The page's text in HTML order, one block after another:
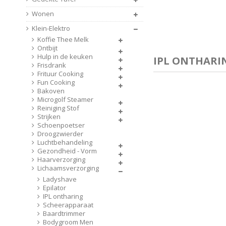
IPL
Wonen
Klein-Elektro
Koffie Thee Melk
Ontbijt
Hulp in de keuken
Frisdrank
Frituur Cooking
Fun Cooking
Bakoven
Microgolf Steamer
Reiniging Stof
Strijken
Schoenpoetser
Droogzwierder
Luchtbehandeling
Gezondheid - Vorm
Haarverzorging
Lichaamsverzorging
Ladyshave
Epilator
IPL ontharing
Scheerapparaat
Baardtrimmer
Bodygroom Men